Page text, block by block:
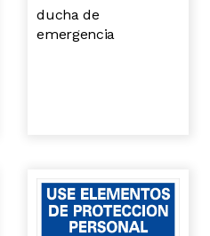
ducha de
emergencia